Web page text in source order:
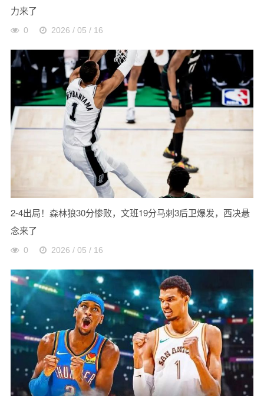
力来了
0 2026 / 05 / 16
2-4出局！森林狼30分惨败，文班19分马刺3后卫爆发，西决悬
念来了
0 2026 / 05 / 16